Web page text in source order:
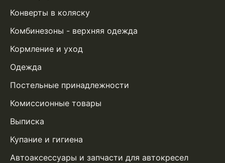
Конверты в коляску
Комбинезоны - верхняя одежда
Кормление и уход
Одежда
Постельные принадлежности
Комиссионные товары
Выписка
Купание и гигиена
Автоаксессуары и запчасти для автокресел